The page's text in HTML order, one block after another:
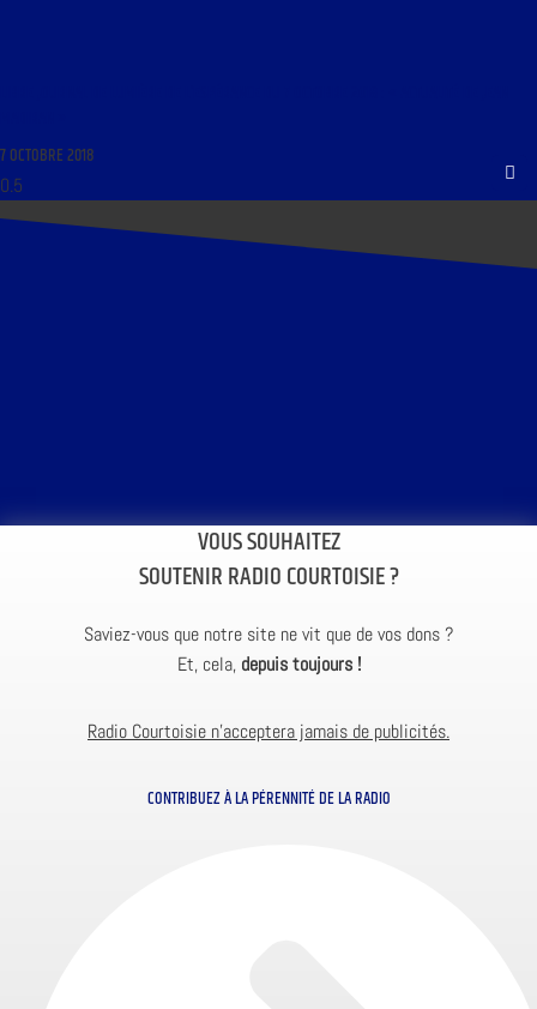
7 OCTOBRE 2018
VOUS SOUHAITEZ
SOUTENIR RADIO COURTOISIE ?
Saviez-vous que notre site ne vit que de vos dons ?
Et, cela, depuis toujours !
Radio Courtoisie n’acceptera jamais de publicités.
CONTRIBUEZ À LA PÉRENNITÉ DE LA RADIO